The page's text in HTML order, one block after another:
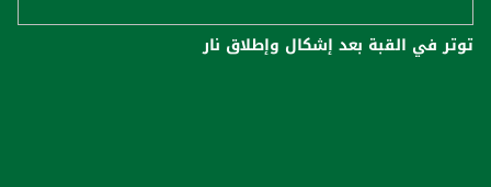
توتر في القبة بعد إشكال وإطلاق نار